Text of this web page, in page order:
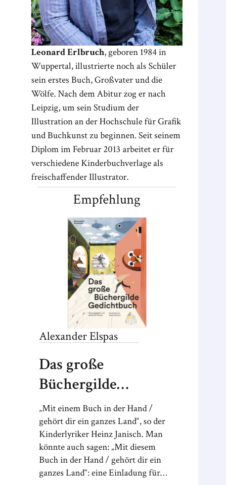
Leonard Erlbruch, geboren 1984 in
Wuppertal, illustrierte noch als Schüler
sein erstes Buch, Großvater und die
Wölfe. Nach dem Abitur zog er nach
Leipzig, um sein Studium der
Illustration an der Hochschule für Grafik
und Buchkunst zu beginnen. Seit seinem
Diplom im Februar 2013 arbeitet er für
verschiedene Kinderbuchverlage als
freischaffender Illustrator.
Empfehlung
AlexanderElspas
Das große
Büchergilde
Gedichtbuch
„Mit einem Buch in der Hand /
gehört dir ein ganzes Land“, so der
Kinderlyriker Heinz Janisch. Man
könnte auch sagen: „Mit diesem
Buch in der Hand / gehört dir ein
ganzes Land“: eine Einladung für